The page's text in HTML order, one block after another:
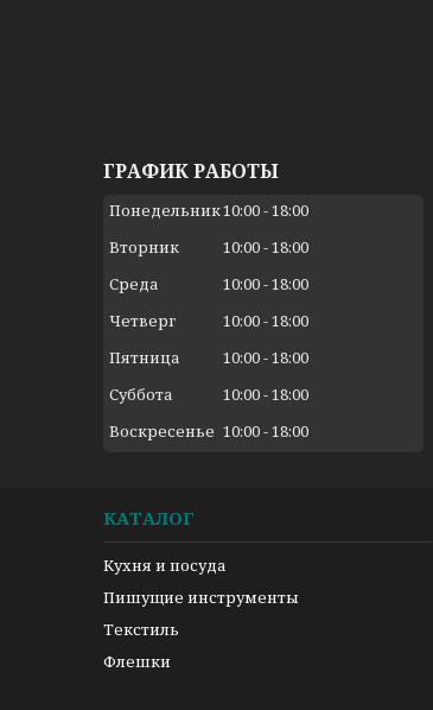
ГРАФИК РАБОТЫ
Понедельник10:00 18:00
Вторник
10:00 18:00
Среда
10:00 18:00
Четверг
10:00 18:00
Пятница
10:00 18:00
Суббота
10:00 18:00
Воскресенье 10:00 18:00
КАТАЛОГ
Кухня и посуда
Пишущие инструменты
Текстиль
Флешки